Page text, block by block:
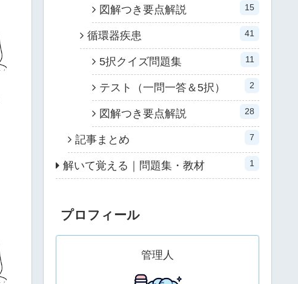
図解つき要点解説 15
循環器疾患 41
5択クイズ問題集 11
テスト（一問一答＆5択） 2
図解つき要点解説 28
記事まとめ 7
解いて覚える｜問題集・教材 1
プロフィール
管理人